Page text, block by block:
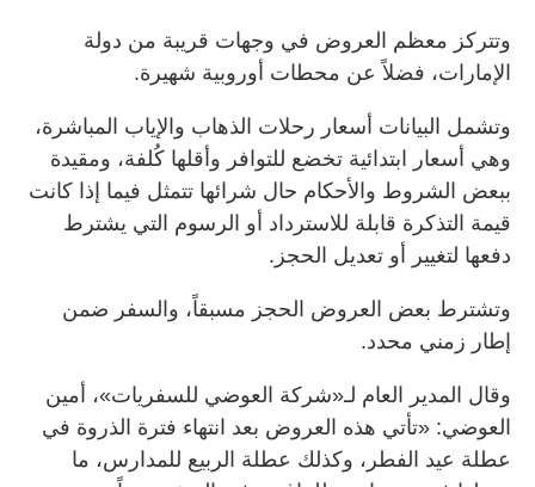
وتتركز معظم العروض في وجهات قريبة من دولة
الإمارات، فضلاً عن محطات أوروبية شهيرة.
وتشمل البيانات أسعار رحلات الذهاب والإياب المباشرة،
وهي أسعار ابتدائية تخضع للتوافر وأقلها كُلفة، ومقيدة
ببعض الشروط والأحكام حال شرائها تتمثل فيما إذا كانت
قيمة التذكرة قابلة للاسترداد أو الرسوم التي يشترط
دفعها لتغيير أو تعديل الحجز.
وتشترط بعض العروض الحجز مسبقاً، والسفر ضمن
إطار زمني محدد.
وقال المدير العام لـ«شركة العوضي للسفريات»، أمين
العوضي: «تأتي هذه العروض بعد انتهاء فترة الذروة في
عطلة عيد الفطر، وكذلك عطلة الربيع للمدارس، ما